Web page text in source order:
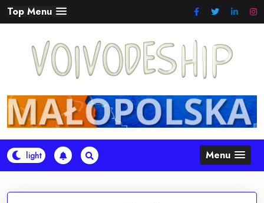
Skip
to
Top Menu
Menu